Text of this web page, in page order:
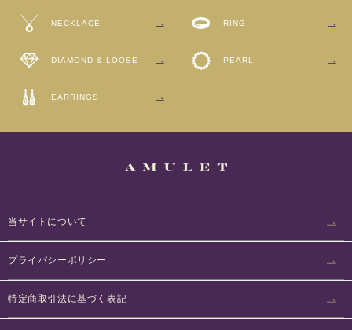
NECKLACE RING
DIAMOND & LOOSE PEARL
EARRINGS
当サイトについて
プライバシーポリシー
特定商取引法に基づく表記